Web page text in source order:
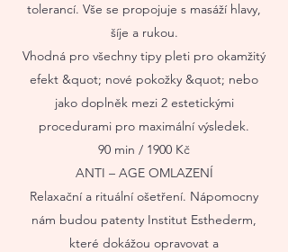
tolerancí. Vše se propojuje s masáží hlavy,
šíje a rukou.
Vhodná pro všechny tipy pleti pro okamžitý
efekt &quot; nové pokožky &quot; nebo
jako doplněk mezi 2 estetickými
procedurami pro maximální výsledek.
90 min / 1900 Kč
ANTI – AGE OMLAZENÍ
Relaxační a rituální ošetření. Nápomocny
nám budou patenty Institut Esthederm,
které dokážou opravovat a